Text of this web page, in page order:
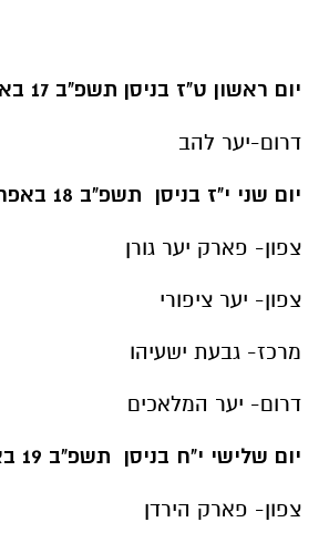
יום ראשון ט"ז בניסן תשפ"ב 17 באפריל 2022
דרום-יער להב
יום שני י"ז בניסן תשפ"ב 18 באפריל 2022
צפון- פארק יער גורן
צפון- יער ציפורי
מרכז- גבעת ישעיהו
דרום- יער המלאכים
יום שלישי י"ח בניסן תשפ"ב 19 באפריל 2022
צפון- פארק הירדן